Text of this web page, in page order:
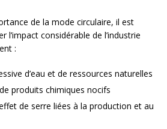
de la mode circulaire, il est
l’impact considérable de l’industrie
:
d’eau et de ressources naturelles
produits chimiques nocifs
de serre liées à la production et au